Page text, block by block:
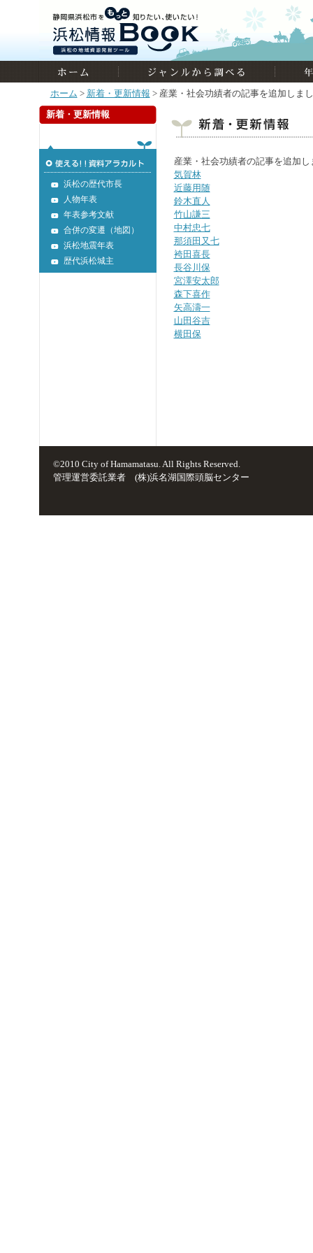
ホーム > 新着・更新情報 > 産業・社会功績者の記事を追加しま
新着・更新情報
浜松の歴代市長
人物年表
年表参考文献
合併の変遷（地図）
浜松地震年表
歴代浜松城主
産業・社会功績者の記事を追加し
気賀林
近藤用随
鈴木直人
竹山謙三
中村忠七
那須田又七
袴田喜長
長谷川保
宮澤安太郎
森下喜作
矢高濤一
山田谷吉
横田保
©2010 City of Hamamatasu. All Rights Reserved.
管理運営委託業者 (株)浜名湖国際頭脳センター